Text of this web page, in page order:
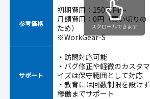
参考価格
初期費用：150万円～
月額費用：0円（買い切りの
ため）
※WorkGear-S
サポート
・訪問対応可能
・バグ修正や軽微のカスタマ
イズは保守範囲として対応
・教育には回数制限を設けず
稼働までサポート
スクロールできます